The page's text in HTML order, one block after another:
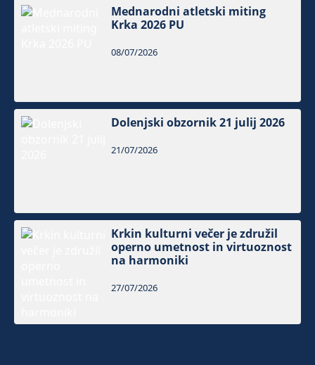
Mednarodni atletski miting
Krka 2026 PU
08/07/2026
Dolenjski obzornik 21 julij 2026
21/07/2026
Krkin kulturni večer je združil
operno umetnost in virtuoznost
na harmoniki
27/07/2026